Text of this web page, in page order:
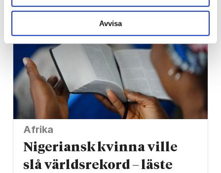
Avvisa
Afrika
Nigeriansk kvinna ville
slå världs­rekord – läste